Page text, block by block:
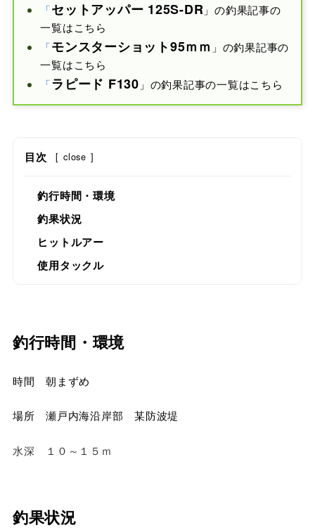
「セットアッパー 125S-DR 」の釣果記事の
一覧はこちら
「モンスターショット95ｍｍ 」の釣果記事の
一覧はこちら
「ラピード F130 」の釣果記事の一覧はこちら
目次 [ close ]
釣行時間・環境
釣果状況
ヒットルアー
使用タックル
釣行時間・環境
時間 朝まずめ
場所 瀬戸内海沿岸部 某防波堤
水深 １０～１５ｍ
釣果状況